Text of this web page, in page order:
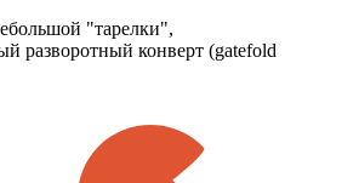
"тарелки",
разворотный конверт (gatefold